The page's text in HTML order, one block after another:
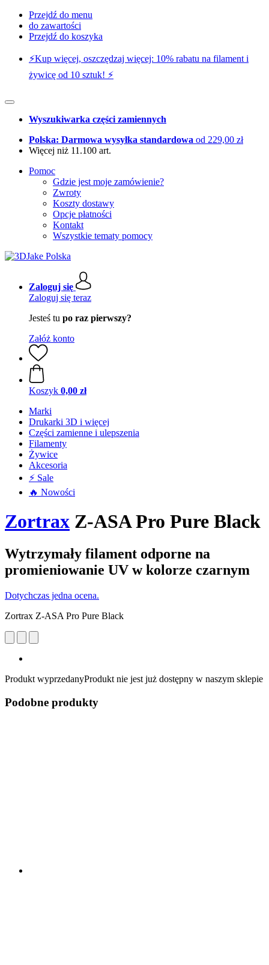
Przejdź do menu
do zawartości
Przejdź do koszyka
⚡️Kup więcej, oszczędzaj więcej: 10% rabatu na filament i
żywicę od 10 sztuk! ⚡️
Wyszukiwarka części zamiennych
Polska: Darmowa wysyłka standardowa od 229,00 zł
Więcej niż 11.100 art.
Pomoc
Gdzie jest moje zamówienie?
Zwroty
Koszty dostawy
Opcje płatności
Kontakt
Wszystkie tematy pomocy
Zaloguj się
Zaloguj się teraz
Jesteś tu po raz pierwszy?
Załóż konto
Koszyk 0,00 zł
Marki
Drukarki 3D i więcej
Części zamienne i ulepszenia
Filamenty
Żywice
Akcesoria
⚡ Sale
🔥 Nowości
Zortrax Z-ASA Pro Pure Black
Wytrzymały filament odporne na
promieniowanie UV w kolorze czarnym
Dotychczas jedna ocena.
Zortrax Z-ASA Pro Pure Black
Produkt wyprzedanyProdukt nie jest już dostępny w naszym sklepie
Podobne produkty